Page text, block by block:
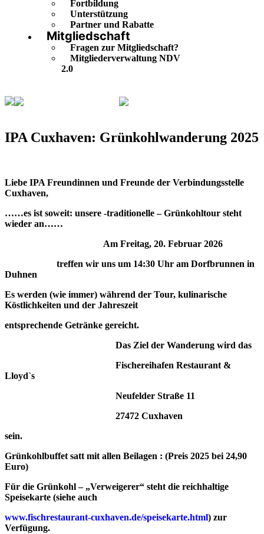
Fortbildung
Unterstützung
Partner und Rabatte
Mitgliedschaft
Fragen zur Mitgliedschaft?
Mitgliederverwaltung NDV
2.0
IPA Cuxhaven: Grünkohlwanderung 2025
Liebe IPA Freundinnen und Freunde der Verbindungsstelle
Cuxhaven,
……es ist soweit: unsere -traditionelle – Grünkohltour steht
wieder an……
Am Freitag, 20. Februar 2026
treffen wir uns um 14:30 Uhr am Dorfbrunnen in
Duhnen
Es werden (wie immer) während der Tour, kulinarische
Köstlichkeiten und der Jahreszeit
entsprechende Getränke gereicht.
Das Ziel der Wanderung wird das
Fischereihafen Restaurant &
Lloyd`s
Neufelder Straße 11
27472 Cuxhaven
sein.
Grünkohlbuffet satt mit allen Beilagen : (Preis 2025 bei 24,90
Euro)
Für die Grünkohl – „Verweigerer“ steht die reichhaltige
Speisekarte (siehe auch
www.fischrestaurant-cuxhaven.de/speisekarte.html) zur
Verfügung.